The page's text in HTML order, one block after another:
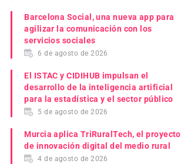
Barcelona Social, una nueva app para
agilizar la comunicación con los
servicios sociales
6 de agosto de 2026
El ISTAC y CIDIHUB impulsan el
desarrollo de la inteligencia artificial
para la estadística y el sector público
5 de agosto de 2026
Murcia aplica TriRuralTech, el proyecto
de innovación digital del medio rural
4 de agosto de 2026